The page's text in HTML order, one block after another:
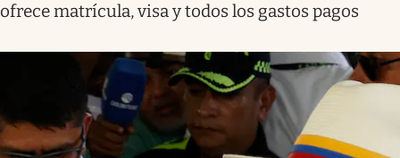
ofrece matrícula, visa y todos los gastos pagos